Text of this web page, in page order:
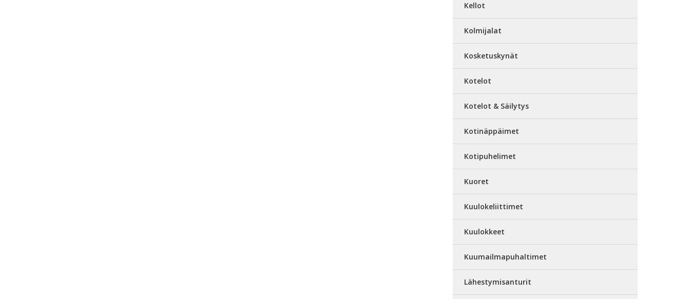
Kellot
Kolmijalat
Kosketuskynät
Kotelot
Kotelot & Säilytys
Kotinäppäimet
Kotipuhelimet
Kuoret
Kuulokeliittimet
Kuulokkeet
Kuumailmapuhaltimet
Lähestymisanturit